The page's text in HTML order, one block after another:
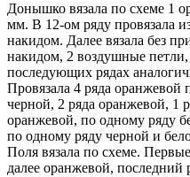
Донышко вязала по схеме 1
мм. В 12-ом ряду провязала
накидом. Далее вязала без
накидом, 2 воздушные
последующих рядах
Провязала 4 ряда оранжевой
черной, 2 ряда оранжевой, 1
оранжевой, по одному ряду
по одному ряду черной и
Поля вязала по схеме.
далее оранжевой, последний